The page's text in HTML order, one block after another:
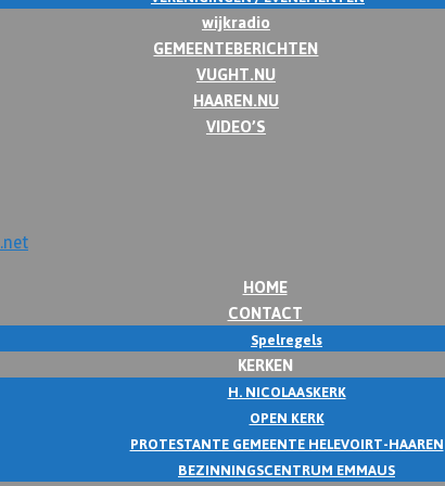
wijkradio
GEMEENTEBERICHTEN
VUGHT.NU
HAAREN.NU
VIDEO’S
HOME
CONTACT
Spelregels
KERKEN
H. NICOLAASKERK
OPEN KERK
PROTESTANTE GEMEENTE HELEVOIRT-HAAREN
BEZINNINGSCENTRUM EMMAUS